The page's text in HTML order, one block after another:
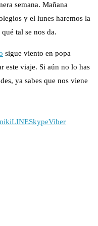
semana. Mañana
y el lunes haremos la
tal se nos da.
sigue viento en popa
este viaje. Si aún no lo has
ya sabes que nos viene
LINESkypeViber